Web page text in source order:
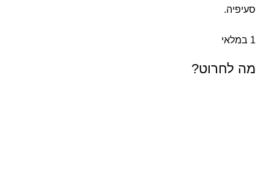
סעיפיה.
1 במלאי
מה לחרוט?